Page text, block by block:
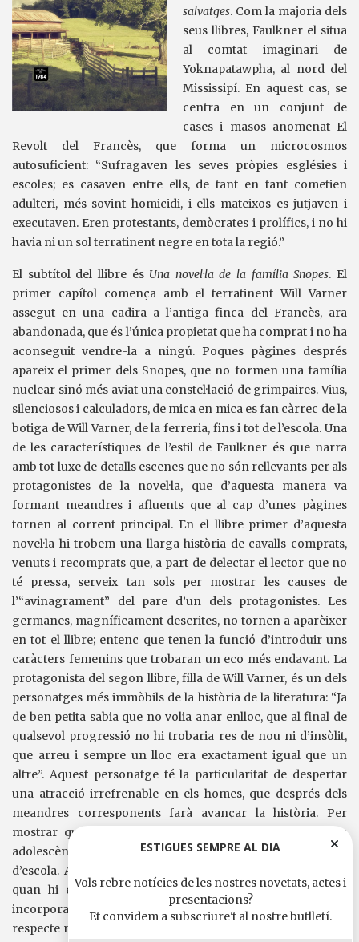
salvatges. Com la majoria dels
seus llibres, Faulkner el situa
al comtat imaginari de
Yoknapatawpha, al nord del
Mississipí. En aquest cas, se
centra en un conjunt de
cases i masos anomenat El
Revolt del Francès, que forma un microcosmos
autosuficient: “Sufragaven les seves pròpies esglésies i
escoles; es casaven entre ells, de tant en tant cometien
adulteri, més sovint homicidi, i ells mateixos es jutjaven i
executaven. Eren protestants, demòcrates i prolífics, i no hi
havia ni un sol terratinent negre en tota la regió.”
El subtítol del llibre és Una novel·la de la família Snopes. El
primer capítol comença amb el terratinent Will Varner
assegut en una cadira a l’antiga finca del Francès, ara
abandonada, que és l’única propietat que ha comprat i no ha
aconseguit vendre-la a ningú. Poques pàgines després
apareix el primer dels Snopes, que no formen una família
nuclear sinó més aviat una constel·lació de grimpaires. Vius,
silenciosos i calculadors, de mica en mica es fan càrrec de la
botiga de Will Varner, de la ferreria, fins i tot de l’escola. Una
de les característiques de l’estil de Faulkner és que narra
amb tot luxe de detalls escenes que no són rellevants per als
protagonistes de la novel·la, que d’aquesta manera va
formant meandres i afluents que al cap d’unes pàgines
tornen al corrent principal. En el llibre primer d’aquesta
novel·la hi trobem una llarga història de cavalls comprats,
venuts i recomprats que, a part de delectar el lector que no
té pressa, serveix tan sols per mostrar les causes de
l’“avinagrament” del pare d’un dels protagonistes. Les
germanes, magníficament descrites, no tornen a aparèixer
en tot el llibre; entenc que tenen la funció d’introduir uns
caràcters femenins que trobaran un eco més endavant. La
protagonista del segon llibre, filla de Will Varner, és un dels
personatges més immòbils de la història de la literatura: “Ja
de ben petita sabia que no volia anar enlloc, que al final de
qualsevol progressió no hi trobaria res de nou ni d’insòlit,
que arreu i sempre un lloc era exactament igual que un
altre”. Aquest personatge té la particularitat de despertar
una atracció irrefrenable en els homes, que després dels
meandres corresponents farà avançar la història. Per
mostrar que aquest atractiu ja existia durant la primera
adolescència, Faulkner relata com se n’enamora el mestre
d’escola. Abans, però, descriu el funcionament de l’escola
quan hi ensenyava el mestre anterior, que serveix per
incorporar frases com la següent: “Les noies no tenien cap
respecte ni per les seves idees i coneixements ni per la seva
ESTIGUES SEMPRE AL DIA
Vols rebre notícies de les nostres novetats, actes i
presentacions?
Et convidem a subscriure't al nostre butlletí.